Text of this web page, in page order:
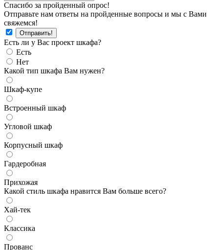
Спасибо за пройденный опрос!
Отправьте нам ответы на пройденные вопросы и мы с Вами
свяжемся!
Есть ли у Вас проект шкафа?
Есть
Нет
Какой тип шкафа Вам нужен?
Шкаф-купе
Встроенный шкаф
Угловой шкаф
Корпусный шкаф
Гардеробная
Прихожая
Какой стиль шкафа нравится Вам больше всего?
Хай-тек
Классика
Прованс